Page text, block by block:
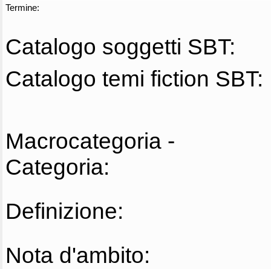
Termine:
Catalogo soggetti SBT:
Catalogo temi fiction SBT:
Macrocategoria -
Categoria:
Definizione:
Nota d'ambito: